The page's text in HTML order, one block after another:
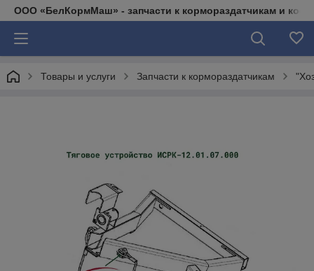
ООО «БелКормМаш» - запчасти к кормораздатчикам и
Товары и услуги Запчасти к кормораздатчикам